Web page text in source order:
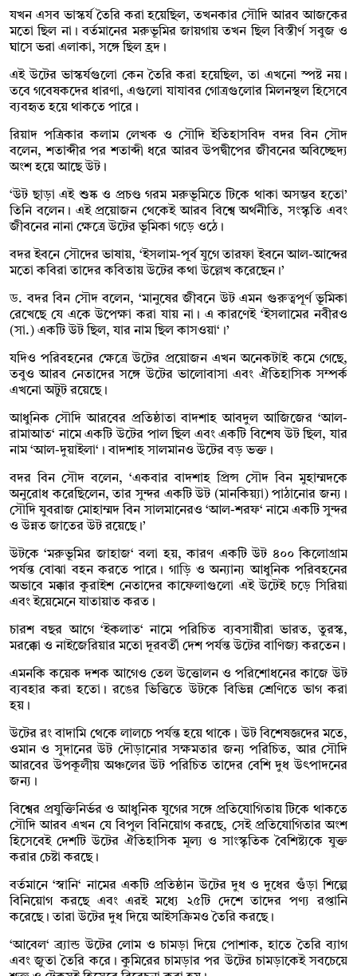
যখন এসব ভাস্কর্য তৈরি করা হয়েছিল, তখনকার সৌদি আরব আজকের
মতো ছিল না। বর্তমানের মরুভূমির জায়গায় তখন ছিল বিস্তীর্ণ সবুজ ও
ঘাসে ভরা এলাকা, সঙ্গে ছিল হ্রদ।
এই উটের ভাস্কর্যগুলো কেন তৈরি করা হয়েছিল, তা এখনো স্পষ্ট নয়।
তবে গবেষকদের ধারণা, এগুলো যাযাবর গোত্রগুলোর মিলনস্থল হিসেবে
ব্যবহৃত হয়ে থাকতে পারে।
রিয়াদ পত্রিকার কলাম লেখক ও সৌদি ইতিহাসবিদ বদর বিন সৌদ
বলেন, শতাব্দীর পর শতাব্দী ধরে আরব উপদ্বীপের জীবনের অবিচ্ছেদ্য
অংশ হয়ে আছে উট।
‘উট ছাড়া এই শুষ্ক ও প্রচণ্ড গরম মরুভূমিতে টিকে থাকা অসম্ভব হতো’
তিনি বলেন। এই প্রয়োজন থেকেই আরব বিশ্বে অর্থনীতি, সংস্কৃতি এবং
জীবনের নানা ক্ষেত্রে উটের ভূমিকা গড়ে ওঠে।
বদর ইবনে সৌদের ভাষায়, ‘ইসলাম-পূর্ব যুগে তারফা ইবনে আল-আব্দের
মতো কবিরা তাদের কবিতায় উটের কথা উল্লেখ করেছেন।’
ড. বদর বিন সৌদ বলেন, ‘মানুষের জীবনে উট এমন গুরুত্বপূর্ণ ভূমিকা
রেখেছে যে একে উপেক্ষা করা যায় না। এ কারণেই ‘ইসলামের নবীরও
(সা.) একটি উট ছিল, যার নাম ছিল কাসওয়া‘।’
যদিও পরিবহনের ক্ষেত্রে উটের প্রয়োজন এখন অনেকটাই কমে গেছে,
তবুও আরব নেতাদের সঙ্গে উটের ভালোবাসা এবং ঐতিহাসিক সম্পর্ক
এখনো অটুট রয়েছে।
আধুনিক সৌদি আরবের প্রতিষ্ঠাতা বাদশাহ আবদুল আজিজের ‘আল-
রামাআত‘ নামে একটি উটের পাল ছিল এবং একটি বিশেষ উট ছিল, যার
নাম ‘আল-দুয়াইলা‘। বাদশাহ সালমানও উটের বড় ভক্ত।
বদর বিন সৌদ বলেন, ‘একবার বাদশাহ প্রিন্স সৌদ বিন মুহাম্মদকে
অনুরোধ করেছিলেন, তার সুন্দর একটি উট (মানকিয়্যা) পাঠানোর জন্য।
সৌদি যুবরাজ মোহাম্মদ বিন সালমানেরও ‘আল-শরফ‘ নামে একটি সুন্দর
ও উন্নত জাতের উট রয়েছে।’
উটকে ‘মরুভূমির জাহাজ‘ বলা হয়, কারণ একটি উট ৪০০ কিলোগ্রাম
পর্যন্ত বোঝা বহন করতে পারে। গাড়ি ও অন্যান্য আধুনিক পরিবহনের
অভাবে মক্কার কুরাইশ নেতাদের কাফেলাগুলো এই উটেই চড়ে সিরিয়া
এবং ইয়েমেনে যাতায়াত করত।
চারশ বছর আগে ‘ইকলাত‘ নামে পরিচিত ব্যবসায়ীরা ভারত, তুরস্ক,
মরক্কো ও নাইজেরিয়ার মতো দূরবর্তী দেশ পর্যন্ত উটের বাণিজ্য করতেন।
এমনকি কয়েক দশক আগেও তেল উত্তোলন ও পরিশোধনের কাজে উট
ব্যবহার করা হতো। রঙের ভিত্তিতে উটকে বিভিন্ন শ্রেণিতে ভাগ করা
হয়।
উটের রং বাদামি থেকে লালচে পর্যন্ত হয়ে থাকে। উট বিশেষজ্ঞদের মতে,
ওমান ও সুদানের উট দৌড়ানোর সক্ষমতার জন্য পরিচিত, আর সৌদি
আরবের উপকূলীয় অঞ্চলের উট পরিচিত তাদের বেশি দুধ উৎপাদনের
জন্য।
বিশ্বের প্রযুক্তিনির্ভর ও আধুনিক যুগের সঙ্গে প্রতিযোগিতায় টিকে থাকতে
সৌদি আরব এখন যে বিপুল বিনিয়োগ করছে, সেই প্রতিযোগিতার অংশ
হিসেবেই দেশটি উটের ঐতিহাসিক মূল্য ও সাংস্কৃতিক বৈশিষ্ট্যকে যুক্ত
করার চেষ্টা করছে।
বর্তমানে ‘স্বানি‘ নামের একটি প্রতিষ্ঠান উটের দুধ ও দুধের গুঁড়া শিল্পে
বিনিয়োগ করছে এবং এরই মধ্যে ২৫টি দেশে তাদের পণ্য রপ্তানি
করেছে। তারা উটের দুধ দিয়ে আইসক্রিমও তৈরি করছে।
‘আবেল‘ ব্র্যান্ড উটের লোম ও চামড়া দিয়ে পোশাক, হাতে তৈরি ব্যাগ
এবং জুতা তৈরি করে। কুমিরের চামড়ার পর উটের চামড়াকেই সবচেয়ে